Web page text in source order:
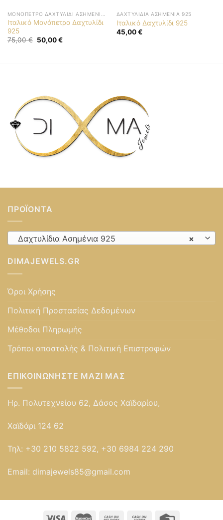
Ιταλικό Μονόπετρο Δαχτυλίδι
925
75,00€ Original
price
50,00€Η
ΔΑΧΤΥΛΊΔΙΑ ΑΣΗΜΈΝΙΑ 925
Ιταλικό Δαχτυλίδι 925
45,00€
ΠΡΟΪΌΝΤΑ
×
Δαχτυλίδια Ασημένια 925
DIMAJEWELS.GR
Όροι Χρήσης
Πολιτική Προστασίας Δεδομένων
Μέθοδοι Πληρωμής
Τρόποι αποστολής & Πολιτική Επιστροφών
ΕΠΙΚΟΙΝΩΝΉΣΤΕ ΜΑΖΊ ΜΑΣ
Ηρ. Πολυτεχνείου 62, Δάσος Χαϊδαρίου,
Χαϊδάρι 124 62
Τηλ: +30 210 5822 592, +30 6984 224 290
Email: dimajewels85@gmail.com